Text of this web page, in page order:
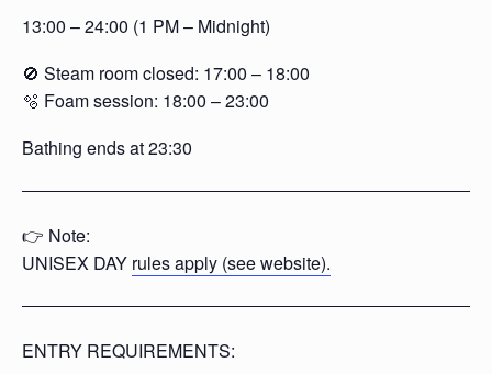
13:00 – 24:00 (1 PM – Midnight)
🚫 Steam room closed: 17:00 – 18:00
🫧 Foam session: 18:00 – 23:00
Bathing ends at 23:30
👉 Note:
UNISEX DAY rules apply (see website).
ENTRY REQUIREMENTS: